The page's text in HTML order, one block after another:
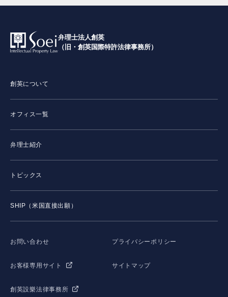
弁理士法人創英
（旧・創英国際特許法律事務所）
創英について
オフィス一覧
弁理士紹介
トピックス
SHIP（米国直接出願）
お問い合わせ
お客様専用サイト
創英設樂法律事務所
プライバシーポリシー
サイトマップ